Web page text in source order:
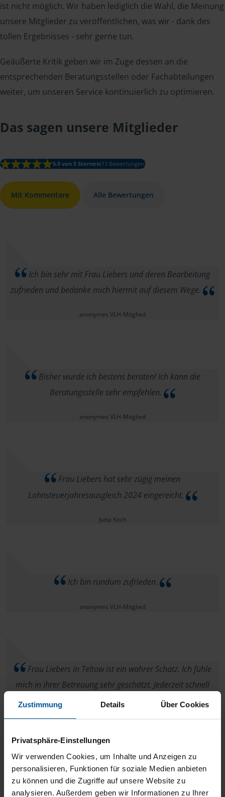
Zustimmung Details Über Cookies
Privatsphäre-Einstellungen
Wir verwenden Cookies, um Inhalte und Anzeigen zu
personalisieren, Funktionen für soziale Medien anbieten
zu können und die Zugriffe auf unsere Website zu
analysieren. Außerdem geben wir Informationen zu Ihrer
ist nicht möglich. Wir haben lediglich die Wahl, die Meinung
unsere Mitglieder zu veröffentlichen, was wir - dank des
tollen Ergebnisses - sehr gerne tun.
Geäußerte Kritik geben wir im Zuge dessen an die
entsprechenden Beratungsstellen oder Fachabteilungen
weiter, um unseren Service kontinuierlich zu optimieren.
Das sagen unsere Mitglieder
5.0 von 5 Sternen(13 Bewertungen)
Mit Kommentare Alle Bewertungen
Ich bin sehr mit Frau Liebers und deren Bearbeitung
zufrieden und bedanke mich hiermit auf diesem Wege.
anonymes VLH-Mitglied
Bisher wurde ich bestens beraten! Ich kann die
Beratungsstelle sehr empfehlen.
anonymes VLH-Mitglied
Frau Liebers hat sehr zügig meinen
Lohnsteuerjahresausgleich 2024 eingereicht.
Jutta Koch
Ich bin rundum zufrieden.
anonymes VLH-Mitglied
Frau Liebers in Teltow ist ein wahrer Schatz. Ich fühle
mich in ihrer Betreuung sehr geschätzt. Jederzeit schnell
erreichbar und wenns mal Hindernisse gibt, klärt sie alles
Hanne G.